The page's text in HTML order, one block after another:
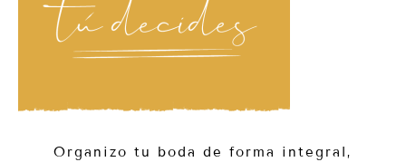
Organizo tu boda de forma integral,